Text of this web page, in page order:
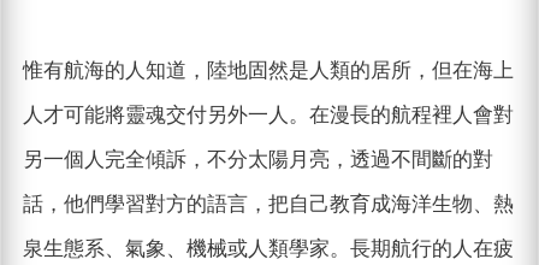
惟有航海的人知道，陸地固然是人類的居所，但在海上
人才可能將靈魂交付另外一人。在漫長的航程裡人會對
另一個人完全傾訴，不分太陽月亮，透過不間斷的對
話，他們學習對方的語言，把自己教育成海洋生物、熱
泉生態系、氣象、機械或人類學家。長期航行的人在疲